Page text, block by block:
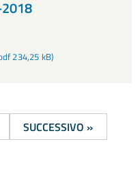
234,25 kB)
SUCCESSIVO »